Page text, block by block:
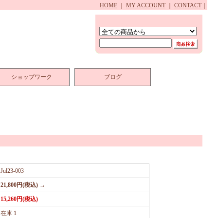
HOME MY ACCOUNT CONTACT
ショップワーク ブログ
Jul23-003
21,800円(税込) →
15,260円(税込)
在庫 1